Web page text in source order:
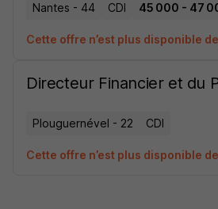
Nantes - 44 CDI 45 000 - 47
Cette offre n’est plus disponible
Directeur Financier et du
Plouguernével - 22 CDI
Cette offre n’est plus disponible